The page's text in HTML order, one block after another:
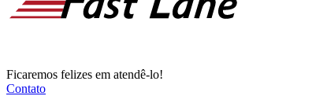
Ficaremos felizes em atendê-lo!
Contato